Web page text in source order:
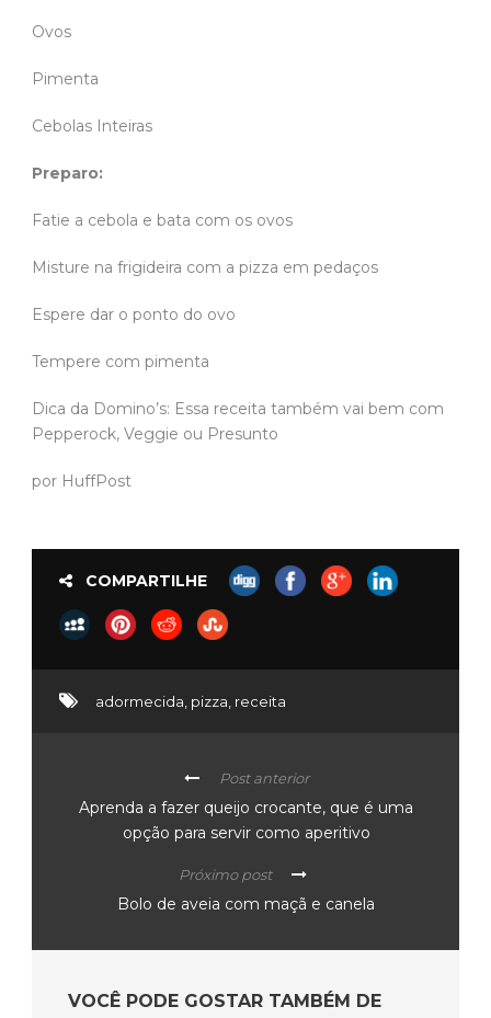
Ovos
Pimenta
Cebolas Inteiras
Preparo:
Fatie a cebola e bata com os ovos
Misture na frigideira com a pizza em pedaços
Espere dar o ponto do ovo
Tempere com pimenta
Dica da Domino’s: Essa receita também vai bem com
Pepperock, Veggie ou Presunto
por HuffPost
COMPARTILHE
adormecida, pizza, receita
Post anterior
Aprenda a fazer queijo crocante, que é uma
opção para servir como aperitivo
Próximo post
Bolo de aveia com maçã e canela
VOCÊ PODE GOSTAR TAMBÉM DE